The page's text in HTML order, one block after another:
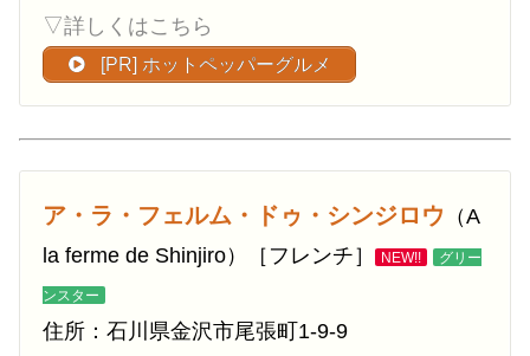
▽詳しくはこちら
[PR] ホットペッパーグルメ
ア・ラ・フェルム・ドゥ・シンジロウ （A
la ferme de Shinjiro）［フレンチ］
NEW!! グリー
ンスター
住所：石川県金沢市尾張町1-9-9